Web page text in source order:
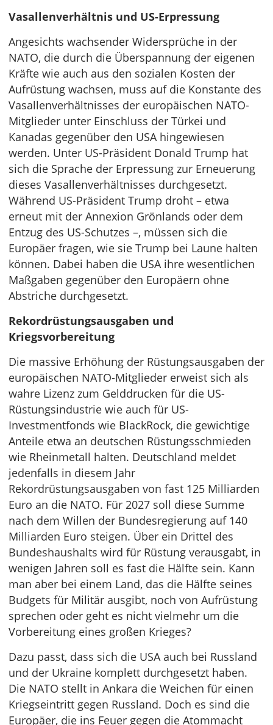
Vasallenverhältnis und US-Erpressung
Angesichts wachsender Widersprüche in der
NATO, die durch die Überspannung der eigenen
Kräfte wie auch aus den sozialen Kosten der
Aufrüstung wachsen, muss auf die Konstante des
Vasallenverhältnisses der europäischen NATO-
Mitglieder unter Einschluss der Türkei und
Kanadas gegenüber den USA hingewiesen
werden. Unter US-Präsident Donald Trump hat
sich die Sprache der Erpressung zur Erneuerung
dieses Vasallenverhältnisses durchgesetzt.
Während US-Präsident Trump droht – etwa
erneut mit der Annexion Grönlands oder dem
Entzug des US-Schutzes –, müssen sich die
Europäer fragen, wie sie Trump bei Laune halten
können. Dabei haben die USA ihre wesentlichen
Maßgaben gegenüber den Europäern ohne
Abstriche durchgesetzt.
Rekordrüstungsausgaben und
Kriegsvorbereitung
Die massive Erhöhung der Rüstungsausgaben der
europäischen NATO-Mitglieder erweist sich als
wahre Lizenz zum Gelddrucken für die US-
Rüstungsindustrie wie auch für US-
Investmentfonds wie BlackRock, die gewichtige
Anteile etwa an deutschen Rüstungsschmieden
wie Rheinmetall halten. Deutschland meldet
jedenfalls in diesem Jahr
Rekordrüstungsausgaben von fast 125 Milliarden
Euro an die NATO. Für 2027 soll diese Summe
nach dem Willen der Bundesregierung auf 140
Milliarden Euro steigen. Über ein Drittel des
Bundeshaushalts wird für Rüstung verausgabt, in
wenigen Jahren soll es fast die Hälfte sein. Kann
man aber bei einem Land, das die Hälfte seines
Budgets für Militär ausgibt, noch von Aufrüstung
sprechen oder geht es nicht vielmehr um die
Vorbereitung eines großen Krieges?
Dazu passt, dass sich die USA auch bei Russland
und der Ukraine komplett durchgesetzt haben.
Die NATO stellt in Ankara die Weichen für einen
Kriegseintritt gegen Russland. Doch es sind die
Europäer, die ins Feuer gegen die Atommacht